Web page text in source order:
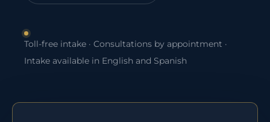
Toll-free intake · Consultations by appointment ·
Intake available in English and Spanish